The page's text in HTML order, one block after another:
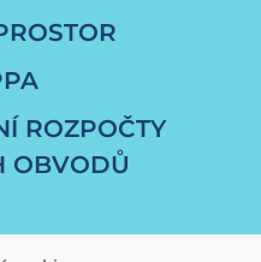
ROZPOČTY
OBVODŮ